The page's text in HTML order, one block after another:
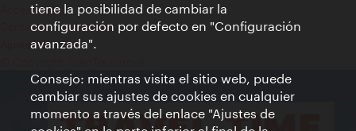
Accesibilidad
Contacto para la prensa
Ajustes de cookie
tiene la posibilidad de cambiar la
configuración por defecto en "Configuración
avanzada".
Consejo: mientras visita el sitio web, puede
cambiar sus ajustes de cookies en cualquier
momento a través del enlace "Ajustes de